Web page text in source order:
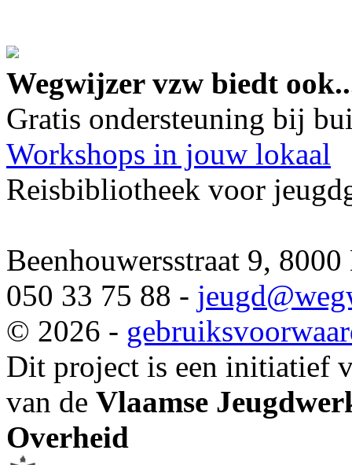
Wegwijzer vzw biedt
Gratis ondersteuning bij
Workshops in jouw lokaal
Reisbibliotheek voor
Beenhouwersstraat 9,
050 33 75 88 - jeugd
© 2026 -
Dit project is een initiatief
van de Vlaamse
Overheid